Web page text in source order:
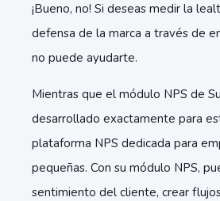
¡Bueno, no! Si deseas medir la
defensa de la marca a través de
no puede ayudarte.
Mientras que el módulo NPS de
desarrollado exactamente para
plataforma NPS dedicada para
pequeñas. Con su módulo NPS,
sentimiento del cliente, crear